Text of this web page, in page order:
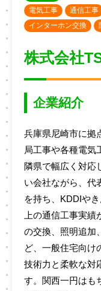
電気工事
通信工事
インターホン交換
株式会社
企業紹介
兵庫県尼崎市に拠
局工事や各種電気
隣県で幅広く対応
い会社ながら、代
を持ち、KDDIや
上の通信工事実
の交換、照明追加
ど、一般住宅向け
技術力と柔軟な対
す。関西一円はも